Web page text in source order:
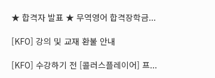
★ 합격자 발표 ★ 무역영어 합격장학금...
[KFO] 강의 및 교재 환불 안내
[KFO] 수강하기 전 [콜러스플레이어] 프...